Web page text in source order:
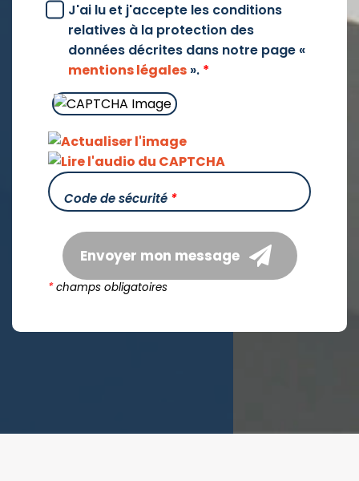
J'ai lu et j'accepte les conditions
relatives à la protection des
données décrites dans notre page «
mentions légales ». *
Code de sécurité *
Envoyer mon message
*champs obligatoires